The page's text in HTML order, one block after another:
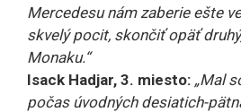
Mercedesu nám zaberie ešte
skvelý pocit, skončiť opäť
Monaku.“
Isack Hadjar, 3. miesto: „Mal
počas úvodných desiatich-